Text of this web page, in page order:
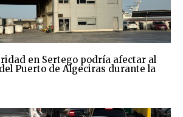
en Sertego podría afectar al
Puerto de Algeciras durante la